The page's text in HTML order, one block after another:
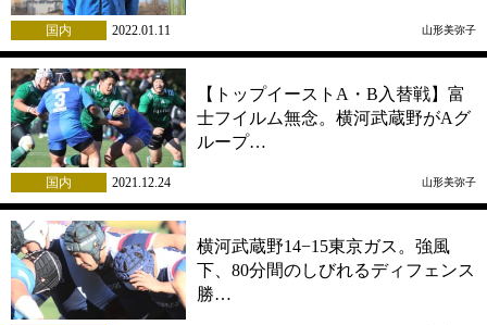
国内 2022.01.11 山形美弥子
【トップイーストA・B入替戦】富
士フイルム無念。横河武蔵野がAグ
ループ…
国内 2021.12.24 山形美弥子
横河武蔵野14−15東京ガス。強風
下、80分間のしびれるディフェンス
勝…